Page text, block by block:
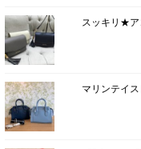
スッキリ★
マリンテイ